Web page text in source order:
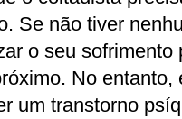
Se não tiver
o seu sofrimento
No entanto,
um transtorno